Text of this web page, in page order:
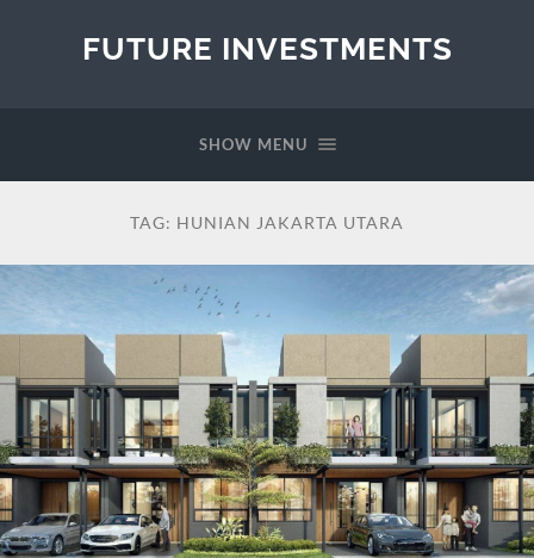
FUTURE INVESTMENTS
SHOW MENU
TAG: HUNIAN JAKARTA UTARA